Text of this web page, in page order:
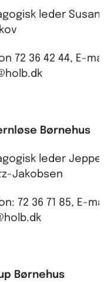
leder
72 36 42 44, E-
Børnehus
leder Jeppe
Jakobsen
72 36 71 85, E-
Børnehus